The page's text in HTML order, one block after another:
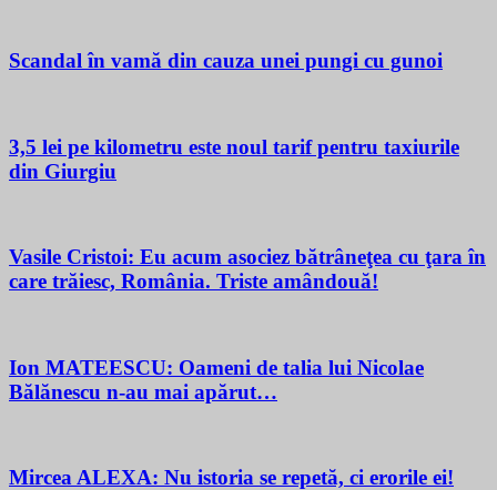
Scandal în vamă din cauza unei pungi cu gunoi
3,5 lei pe kilometru este noul tarif pentru taxiurile
din Giurgiu
Vasile Cristoi: Eu acum asociez bătrâneţea cu ţara în
care trăiesc, România. Triste amândouă!
Ion MATEESCU: Oameni de talia lui Nicolae
Bălănescu n-au mai apărut…
Mircea ALEXA: Nu istoria se repetă, ci erorile ei!